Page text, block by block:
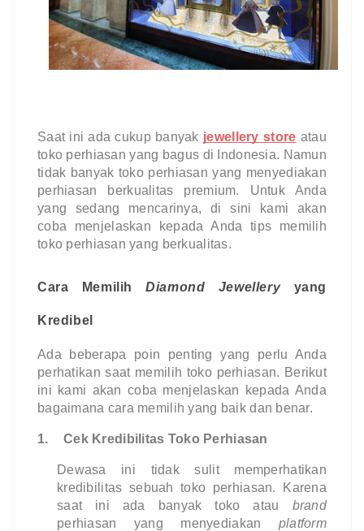
Saat ini ada cukup banyak jewellery store atau
toko perhiasan yang bagus di Indonesia. Namun
tidak banyak toko perhiasan yang menyediakan
perhiasan berkualitas premium. Untuk Anda
yang sedang mencarinya, di sini kami akan
coba menjelaskan kepada Anda tips memilih
toko perhiasan yang berkualitas.
Cara Memilih Diamond Jewellery yang
Kredibel
Ada beberapa poin penting yang perlu Anda
perhatikan saat memilih toko perhiasan. Berikut
ini kami akan coba menjelaskan kepada Anda
bagaimana cara memilih yang baik dan benar.
1. Cek Kredibilitas Toko Perhiasan
Dewasa ini tidak sulit memperhatikan
kredibilitas sebuah toko perhiasan. Karena
saat ini ada banyak toko atau
brand
perhiasan yang menyediakan